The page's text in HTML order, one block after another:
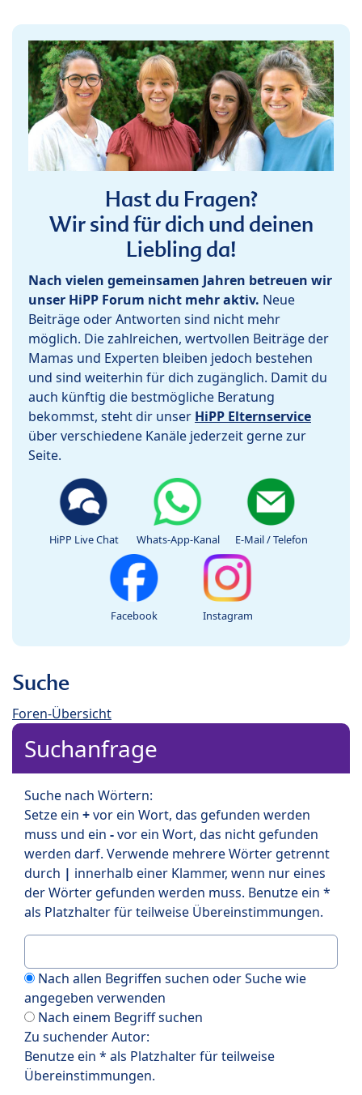
Hast du Fragen?
Wir sind für dich und deinen
Liebling da!
Nach vielen gemeinsamen Jahren betreuen wir
unser HiPP Forum nicht mehr aktiv. Neue
Beiträge oder Antworten sind nicht mehr
möglich. Die zahlreichen, wertvollen Beiträge der
Mamas und Experten bleiben jedoch bestehen
und sind weiterhin für dich zugänglich. Damit du
auch künftig die bestmögliche Beratung
bekommst, steht dir unser HiPP Elternservice
über verschiedene Kanäle jederzeit gerne zur
Seite.
HiPP Live Chat Whats-App-Kanal E-Mail / Telefon
Facebook Instagram
Suche
Foren-Übersicht
Suchanfrage
Suche nach Wörtern:
Setze ein +vor ein Wort, das gefunden werden
muss und ein -vor ein Wort, das nicht gefunden
werden darf. Verwende mehrere Wörter getrennt
durch | innerhalb einer Klammer, wenn nur eines
der Wörter gefunden werden muss. Benutze ein *
als Platzhalter für teilweise Übereinstimmungen.
Nach allen Begriffen suchen oder Suche wie
angegeben verwenden
Nach einem Begriff suchen
Zu suchender Autor:
Benutze ein * als Platzhalter für teilweise
Übereinstimmungen.